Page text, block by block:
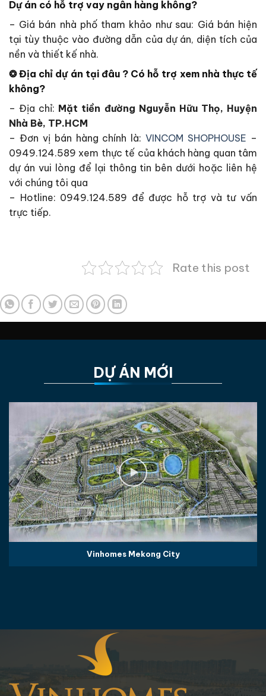
Dự án có hỗ trợ vay ngân hàng không?
– Giá bán nhà phố tham khảo như sau: Giá bán hiện
tại tùy thuộc vào đường dẫn của dự án, diện tích của
nền và thiết kế nhà.
❂ Địa chỉ dự án tại đâu ? Có hỗ trợ xem nhà thực tế
không?
– Địa chỉ: Mặt tiền đường Nguyễn Hữu Thọ, Huyện
Nhà Bè, TP.HCM
– Đơn vị bán hàng chính là: VINCOM SHOPHOUSE –
0949.124.589 xem thực tế của khách hàng quan tâm
dự án vui lòng để lại thông tin bên dưới hoặc liên hệ
với chúng tôi qua
– Hotline: 0949.124.589 để được hỗ trợ và tư vấn
trực tiếp.
Rate this post
DỰ ÁN MỚI
Vinhomes Mekong City